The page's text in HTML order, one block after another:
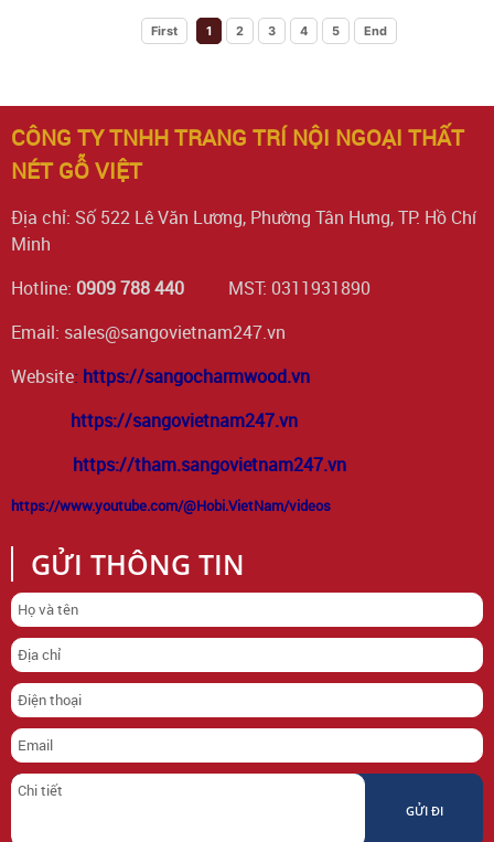
First 1 2 3 4 5 End
CÔNG TY TNHH TRANG TRÍ NỘI NGOẠI THẤT
NÉT GỖ VIỆT
Địa chỉ: Số 522 Lê Văn Lương, Phường Tân Hưng, TP. Hồ Chí
Minh
Hotline: 0909 788 440 MST: 0311931890
Email: sales@sangovietnam247.vn
Website: https://sangocharmwood.vn
https://sangovietnam247.vn
https://tham.sangovietnam247.vn
https://www.youtube.com/@Hobi.VietNam/videos
GỬI THÔNG TIN